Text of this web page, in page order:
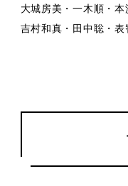
大城房美・一木順・本
吉村和真・田中聡・表